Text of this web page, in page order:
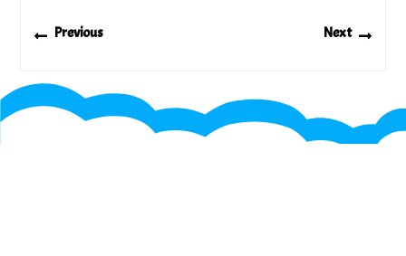
Navigazione
articoli
PreviousPrevious
Next
Next